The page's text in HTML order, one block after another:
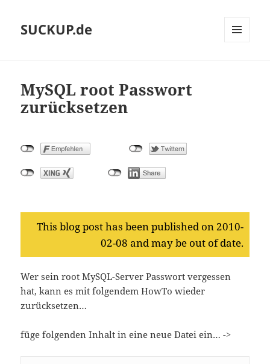
SUCKUP.de
MySQL root Passwort
zurücksetzen
This blog post has been published on 2010-
02-08 and may be out of date.
Wer sein root MySQL-Server Passwort vergessen
hat, kann es mit folgendem HowTo wieder
zurücksetzen…
füge folgenden Inhalt in eine neue Datei ein… ->